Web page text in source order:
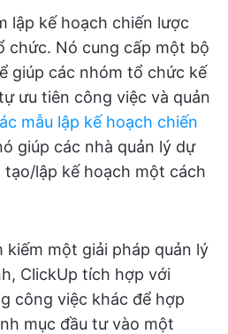
lập kế hoạch chiến lược
chức. Nó cung cấp một bộ
giúp các nhóm tổ chức kế
ưu tiên công việc và quản
mẫu lập kế hoạch chiến
giúp các nhà quản lý dự
lập kế hoạch một cách
kiếm một giải pháp quản lý
ClickUp tích hợp với
công việc khác để hợp
mục đầu tư vào một